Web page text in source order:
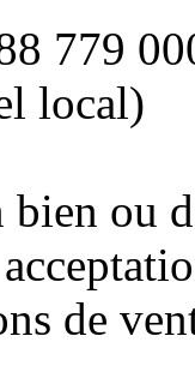
779
local)
ou
de